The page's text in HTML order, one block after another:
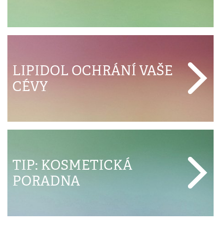
LIPIDOL OCHRÁNÍ VAŠE
CÉVY
TIP: KOSMETICKÁ
PORADNA